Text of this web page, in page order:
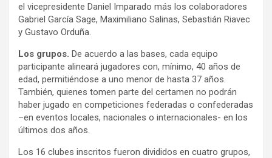
el vicepresidente Daniel Imparado más los colaboradores
Gabriel García Sage, Maximiliano Salinas, Sebastián Riavec
y Gustavo Orduña.
Los grupos. De acuerdo a las bases, cada equipo
participante alineará jugadores con, mínimo, 40 años de
edad, permitiéndose a uno menor de hasta 37 años.
También, quienes tomen parte del certamen no podrán
haber jugado en competiciones federadas o confederadas
–en eventos locales, nacionales o internacionales- en los
últimos dos años.
Los 16 clubes inscritos fueron divididos en cuatro grupos,